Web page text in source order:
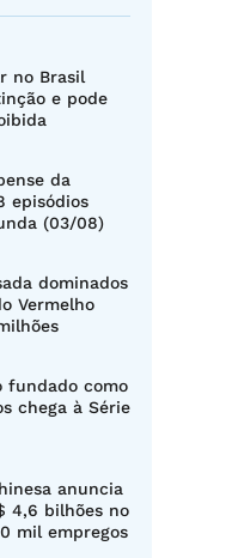
no Brasil
e pode
da
episódios
(03/08)
dominados
Vermelho
fundado como
chega à Série
anuncia
4,6 bilhões no
mil empregos